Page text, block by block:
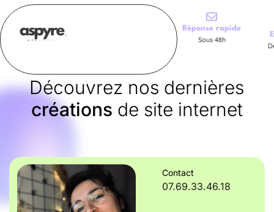
Réponse rapide
Sous 48h
Découvrez nos dernières
créations de site internet
Contact
07.69.33.46.18